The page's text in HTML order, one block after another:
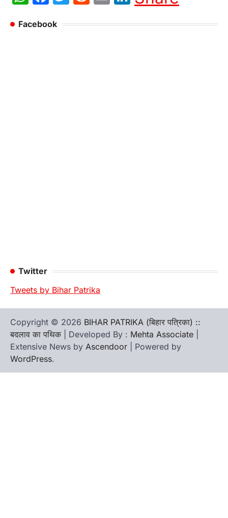
Facebook
Twitter
Tweets by Bihar Patrika
Copyright © 2026 BIHAR PATRIKA (बिहार पत्रिका) ::
बदलाव का पथिक | Developed By : Mehta Associate
Extensive News by Ascendoor | Powered by
WordPress.